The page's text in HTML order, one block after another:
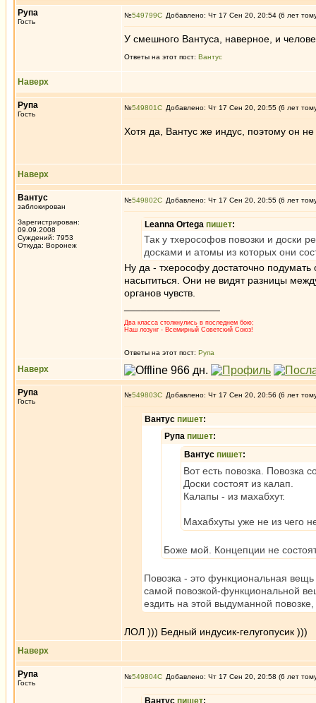
Рупа
Гость
№549799 Добавлено: Чт 17 Сен 20, 20:54 (6 лет
У смешного Вантуса, наверное, и
Ответы на этот пост: Вантус
Наверх
Рупа
Гость
№549801 Добавлено: Чт 17 Сен 20, 20:55 (6 лет
Хотя да, Вантус же индус, поэтому он
Наверх
Вантус
заблокирован
Зарегистрирован:
09.09.2008
Суждений: 7953
Откуда: Воронеж
№549802 Добавлено: Чт 17 Сен 20, 20:55 (6 лет
Leanna Ortega пишет:
Так у тхерософов повозки и доски
досками и атомы из которых они
Ну да - тхерософу достаточно
насытиться. Они не видят разницы
органов чувств.
Два класса столкнулись в последнем бою;
Наш лозунг - Всемирный Советский Союз!
Ответы на этот пост: Рупа
Наверх
Рупа
Гость
№549803 Добавлено: Чт 17 Сен 20, 20:56 (6 лет
Вантус пишет:
Рупа пишет:
Вантус пишет:
Вот есть повозка. Повозка
Доски состоят из калап.
Калапы - из махабхут.
Махабхуты уже не из чего
Боже мой. Концепции не
Повозка - это функциональная
самой повозкой-функциональной
ездить на этой выдуманной
ЛОЛ ))) Бедный индусик-гелугопусик )))
Наверх
Рупа
Гость
№549804 Добавлено: Чт 17 Сен 20, 20:58 (6 лет
Вантус пишет: